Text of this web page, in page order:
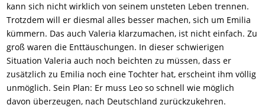
kann sich nicht wirklich von seinem unsteten Leben trennen.
Trotzdem will er diesmal alles besser machen, sich um Emilia
kümmern. Das auch Valeria klarzumachen, ist nicht einfach. Zu
groß waren die Enttäuschungen. In dieser schwierigen
Situation Valeria auch noch beichten zu müssen, dass er
zusätzlich zu Emilia noch eine Tochter hat, erscheint ihm völlig
unmöglich. Sein Plan: Er muss Leo so schnell wie möglich
davon überzeugen, nach Deutschland zurückzukehren.